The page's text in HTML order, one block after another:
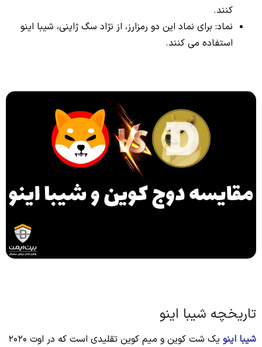
کنند.
نماد: برای نماد این دو رمزارز، از نژاد سگ ژاپنی، شیبا اینو
استفاده می کنند.
تاریخچه شیبا اینو
شیبا اینو
یک شت کوین و میم کوین تقلیدی است که در اوت 2020